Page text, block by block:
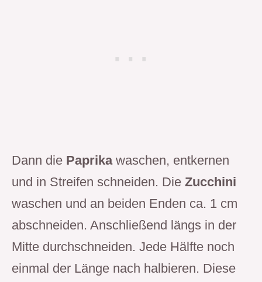
Dann die Paprika waschen, entkernen
und in Streifen schneiden. Die Zucchini
waschen und an beiden Enden ca. 1 cm
abschneiden. Anschließend längs in der
Mitte durchschneiden. Jede Hälfte noch
einmal der Länge nach halbieren. Diese